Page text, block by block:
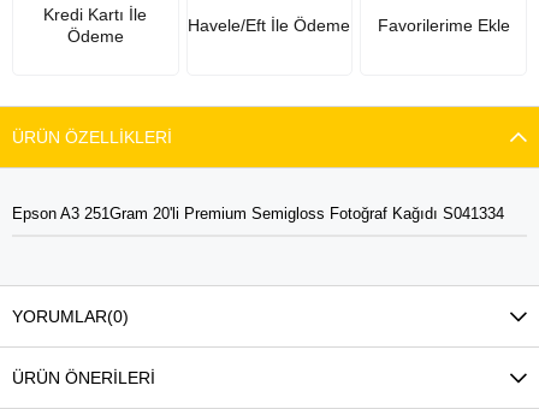
Kredi Kartı İle
Ödeme
Havele/Eft İle Ödeme Favorilerime Ekle
ÜRÜN ÖZELLIKLERI
Epson A3 251Gram 20'li Premium Semigloss Fotoğraf Kağıdı S041334
YORUMLAR(0)
ÜRÜN ÖNERILERI